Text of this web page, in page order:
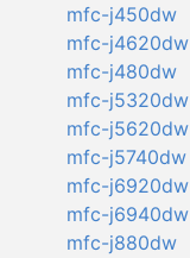
mfc-j450dw
mfc-j4620dw
mfc-j480dw
mfc-j5320dw
mfc-j5620dw
mfc-j5740dw
mfc-j6920dw
mfc-j6940dw
mfc-j880dw